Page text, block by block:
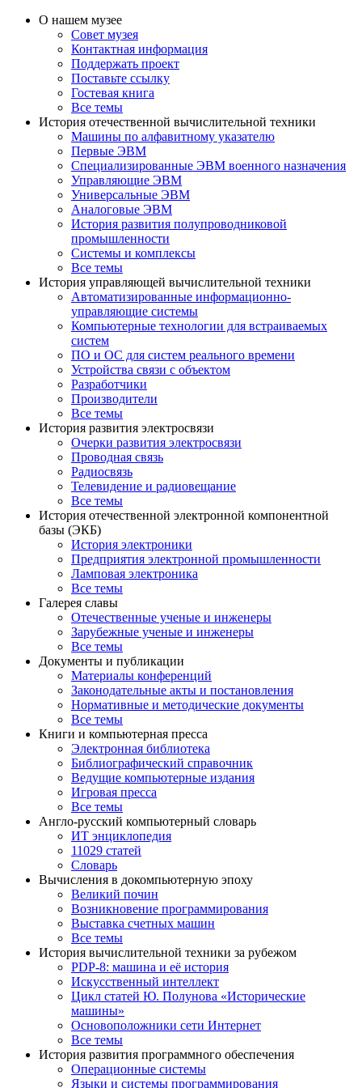
О нашем музее
Совет музея
Контактная информация
Поддержать проект
Поставьте ссылку
Гостевая книга
Все темы
История отечественной вычислительной техники
Машины по алфавитному указателю
Первые ЭВМ
Специализированные ЭВМ военного назначения
Управляющие ЭВМ
Универсальные ЭВМ
Аналоговые ЭВМ
История развития полупроводниковой
промышленности
Системы и комплексы
Все темы
История управляющей вычислительной техники
Автоматизированные информационно-
управляющие системы
Компьютерные технологии для встраиваемых
систем
ПО и ОС для систем реального времени
Устройства связи с объектом
Разработчики
Производители
Все темы
История развития электросвязи
Очерки развития электросвязи
Проводная связь
Радиосвязь
Телевидение и радиовещание
Все темы
История отечественной электронной компонентной
базы (ЭКБ)
История электроники
Предприятия электронной промышленности
Ламповая электроника
Все темы
Галерея славы
Отечественные ученые и инженеры
Зарубежные ученые и инженеры
Все темы
Документы и публикации
Материалы конференций
Законодательные акты и постановления
Нормативные и методические документы
Все темы
Книги и компьютерная пресса
Электронная библиотека
Библиографический справочник
Ведущие компьютерные издания
Игровая пресса
Все темы
Англо-русский компьютерный словарь
ИТ энциклопедия
11029 статей
Словарь
Вычисления в докомпьютерную эпоху
Великий почин
Возникновение программирования
Выставка счетных машин
Все темы
История вычислительной техники за рубежом
PDP-8: машина и её история
Искусственный интеллект
Цикл статей Ю. Полунова «Исторические
машины»
Основоположники сети Интернет
Все темы
История развития программного обеспечения
Операционные системы
Языки и системы программирования